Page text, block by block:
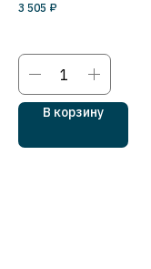
3 505 ₽
В корзину